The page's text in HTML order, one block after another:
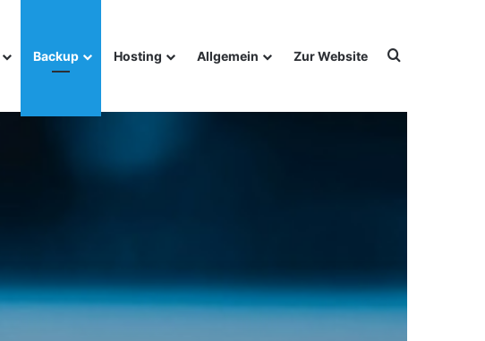
Backup Hosting Allgemein Zur Website Suchen nach